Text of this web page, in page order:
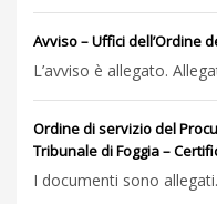
Avviso – Uffici dell’Ordine
L’avviso è allegato.
Ordine di servizio del
Tribunale di Foggia –
I documenti sono